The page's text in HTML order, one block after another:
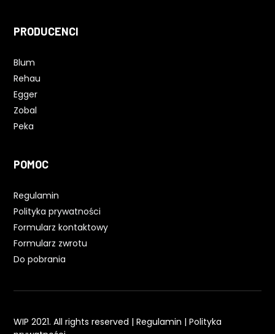
PRODUCENCI
Blum
Rehau
Egger
Zobal
Peka
POMOC
Regulamin
Polityka prywatności
Formularz kontaktowy
Formularz zwrotu
Do pobrania
WIP 2021. All rights reserved |Regulamin |Polityka